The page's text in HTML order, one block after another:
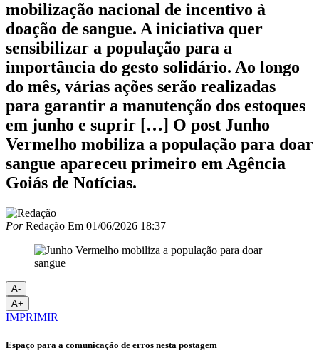
mobilização nacional de incentivo à
doação de sangue. A iniciativa quer
sensibilizar a população para a
importância do gesto solidário. Ao longo
do mês, várias ações serão realizadas
para garantir a manutenção dos estoques
em junho e suprir […] O post Junho
Vermelho mobiliza a população para doar
sangue apareceu primeiro em Agência
Goiás de Notícias.
PorRedação Em 01/06/2026 18:37
A-
A+
IMPRIMIR
Espaço para a comunicação de erros nesta postagem